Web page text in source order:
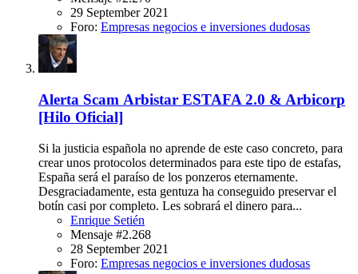
29 September 2021
Foro: Empresas negocios e inversiones dudosas
Alerta Scam Arbistar ESTAFA 2.0 & Arbicorp
[Hilo Oficial]
Si la justicia española no aprende de este caso concreto, para
crear unos protocolos determinados para este tipo de estafas,
España será el paraíso de los ponzeros eternamente.
Desgraciadamente, esta gentuza ha conseguido preservar el
botín casi por completo. Les sobrará el dinero para...
Enrique Setién
Mensaje #2.268
28 September 2021
Foro: Empresas negocios e inversiones dudosas